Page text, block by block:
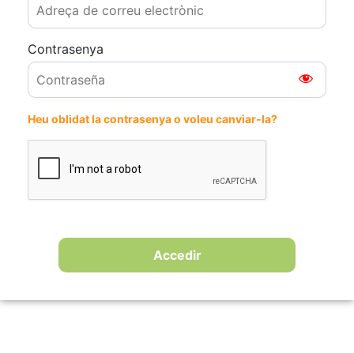
Contrasenya
Heu oblidat la contrasenya o voleu canviar-la?